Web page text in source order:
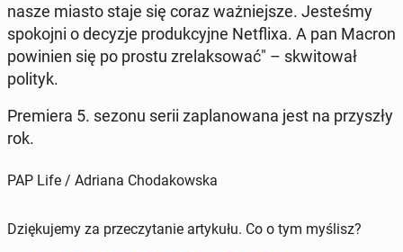
nasze miasto staje się coraz waż­niej­sze. Je­ste­śmy
spo­koj­ni o decyzje pro­duk­cyj­ne Net­fli­xa. A pan Macron
po­wi­nien się po prostu zre­lak­so­wać" – skwi­to­wał
polityk.
Pre­mie­ra 5. sezonu serii za­pla­no­wa­na jest na przy­szły
rok.
PAP Life / Adriana Chodakowska
Dziękujemy za przeczytanie artykułu. Co o tym myślisz?